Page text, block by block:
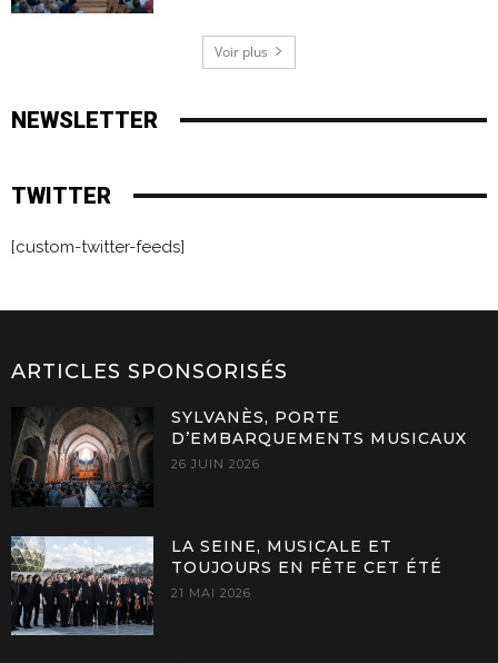
Voir plus
NEWSLETTER
TWITTER
[custom-twitter-feeds]
ARTICLES SPONSORISÉS
SYLVANÈS, PORTE
D’EMBARQUEMENTS MUSICAUX
26 JUIN 2026
LA SEINE, MUSICALE ET
TOUJOURS EN FÊTE CET ÉTÉ
21 MAI 2026